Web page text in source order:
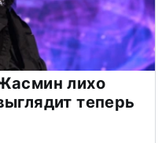
лихо
теперь